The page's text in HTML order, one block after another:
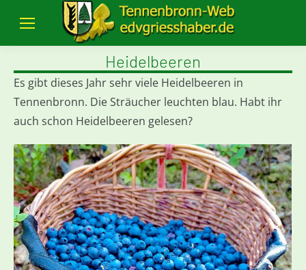
Heidelbeeren
Es gibt dieses Jahr sehr viele Heidelbeeren in
Tennenbronn. Die Sträucher leuchten blau. Habt ihr
auch schon Heidelbeeren gelesen?